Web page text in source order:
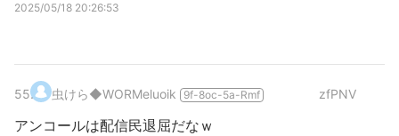
2025/05/18 20:26:53
55. 虫けら◆WORMeluoik 9f-8oc-5a-Rmf zfPNV
アンコールは配信民退屈だなｗ